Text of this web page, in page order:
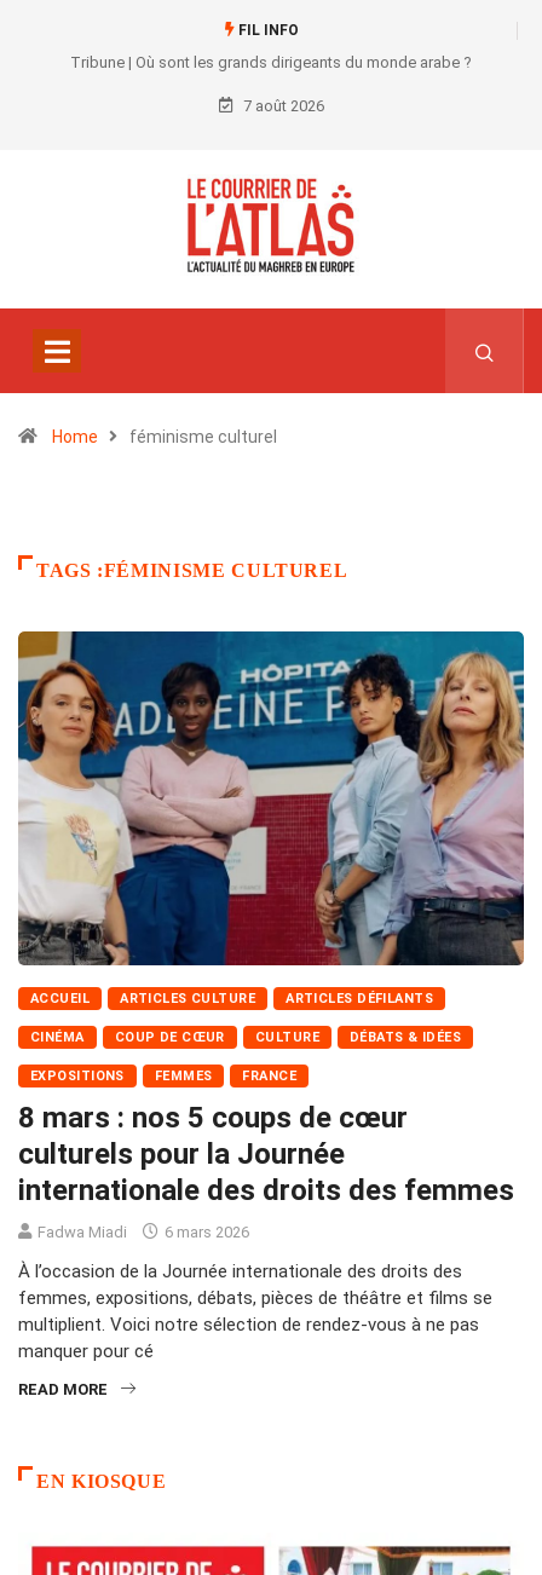
FIL INFO
Tribune | Où sont les grands dirigeants du monde arabe ?
7 août 2026
Home féminisme culturel
TAGS :FÉMINISME CULTUREL
ACCUEIL ARTICLES CULTURE ARTICLES DÉFILANTS
CINÉMA COUP DE CŒUR CULTURE DÉBATS & IDÉES
EXPOSITIONS FEMMES FRANCE
8 mars : nos 5 coups de cœur
culturels pour la Journée
internationale des droits des femmes
Fadwa Miadi 6 mars 2026
À l’occasion de la Journée internationale des droits des
femmes, expositions, débats, pièces de théâtre et films se
multiplient. Voici notre sélection de rendez‑vous à ne pas
manquer pour cé
READ MORE
EN KIOSQUE